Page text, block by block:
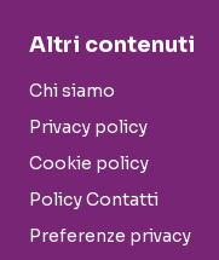
Altri contenuti
Chi siamo
Privacy policy
Cookie policy
Policy Contatti
Preferenze privacy